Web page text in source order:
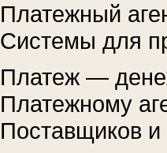
Платежный
Системы для
Платеж —
Платежному
Поставщиков